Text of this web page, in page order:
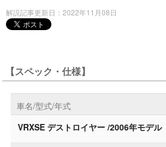
解説記事更新日：2022年11月08日
【スペック・仕様】
車名/型式/年式
VRXSE デストロイヤー /2006年モデル